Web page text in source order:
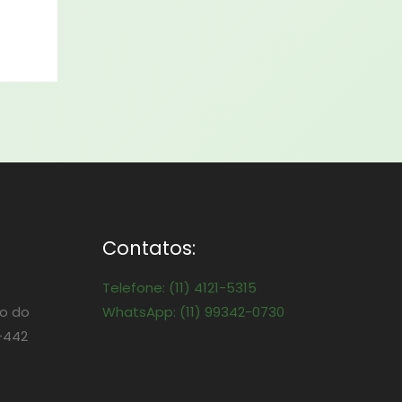
do
442
Contatos:
Telefone: (11) 4121-5315
WhatsApp: (11) 99342-0730